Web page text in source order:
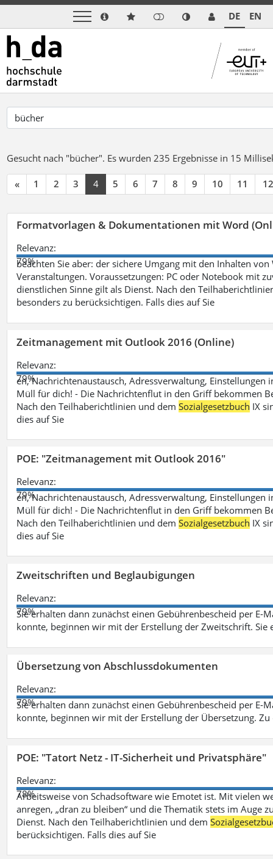
DE EN
Gesucht nach "bücher". Es wurden 235 Ergebnisse in 15
« 1 2 3 4 5 6 7 8 9 10 11 12
Formatvorlagen & Dokumentationen mit Word
Relevanz:
79%
beachten Sie aber: der sichere Umgang mit den Inhalten
Veranstaltungen. Voraussetzungen: PC oder Notebook mit
dienstlichen Sinne gilt als Dienst. Nach den
besonders zu berücksichtigen. Falls dies auf Sie
Zeitmanagement mit Outlook 2016 (Online)
Relevanz:
79%
en, Nachrichtenaustausch, Adressverwaltung,
Müll für dich! - Die Nachrichtenflut in den Griff bekommen
Nach den Teilhaberichtlinien und demSozialgesetzbuch IX
dies auf Sie
POE: "Zeitmanagement mit Outlook 2016"
Relevanz:
79%
en, Nachrichtenaustausch, Adressverwaltung,
Müll für dich! - Die Nachrichtenflut in den Griff bekommen
Nach den Teilhaberichtlinien und demSozialgesetzbuch IX
dies auf Sie
Zweitschriften und Beglaubigungen
Relevanz:
79%
Sie erhalten dann zunächst einen Gebührenbescheid per E-
konnte, beginnen wir mit der Erstellung der Zweitschrift. Sie
Übersetzung von Abschlussdokumenten
Relevanz:
79%
Sie erhalten dann zunächst einen Gebührenbescheid per E-
konnte, beginnen wir mit der Erstellung der Übersetzung.
POE: "Tatort Netz - IT-Sicherheit und Privatsphäre"
Relevanz:
78%
Arbeitsweise von Schadsoftware wie Emotet ist. Mit vielen
anregen, „dran zu bleiben“ und die Thematik stets im
Dienst. Nach den Teilhaberichtlinien und dem
berücksichtigen. Falls dies auf Sie